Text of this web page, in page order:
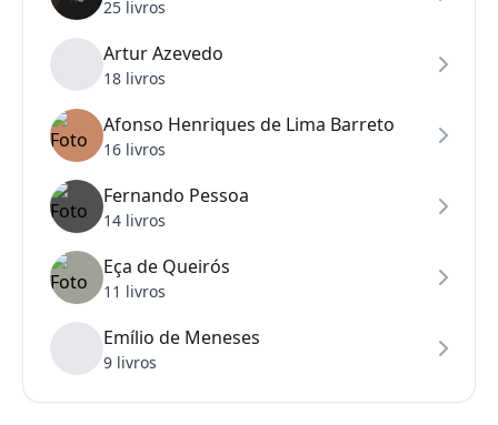
25 livros
Artur Azevedo
18 livros
Afonso Henriques de Lima Barreto
16 livros
Fernando Pessoa
14 livros
Eça de Queirós
11 livros
Emílio de Meneses
9 livros